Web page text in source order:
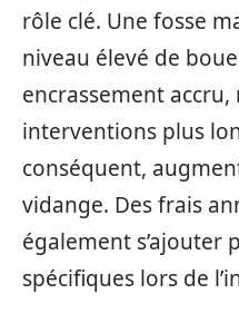
rôle clé. Une fosse
niveau élevé de
encrassement accru,
interventions plus
conséquent,
vidange. Des frais
également s’ajouter
spécifiques lors de